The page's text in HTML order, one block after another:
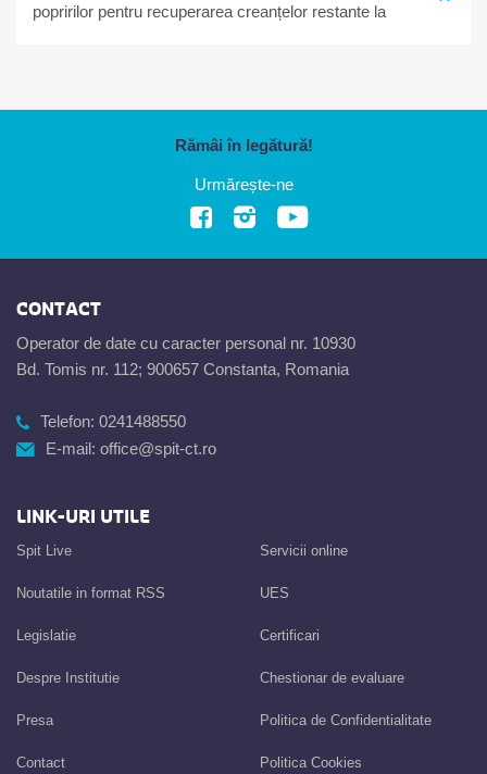
popririlor pentru recuperarea creanțelor restante la
Rămâi în legătură!
Urmărește-ne
CONTACT
Operator de date cu caracter personal nr. 10930
Bd. Tomis nr. 112; 900657 Constanta, Romania
Telefon: 0241488550
E-mail: office@spit-ct.ro
LINK-URI UTILE
Spit Live
Noutatile in format RSS
Legislatie
Despre Institutie
Presa
Contact
Servicii online
UES
Certificari
Chestionar de evaluare
Politica de Confidentialitate
Politica Cookies